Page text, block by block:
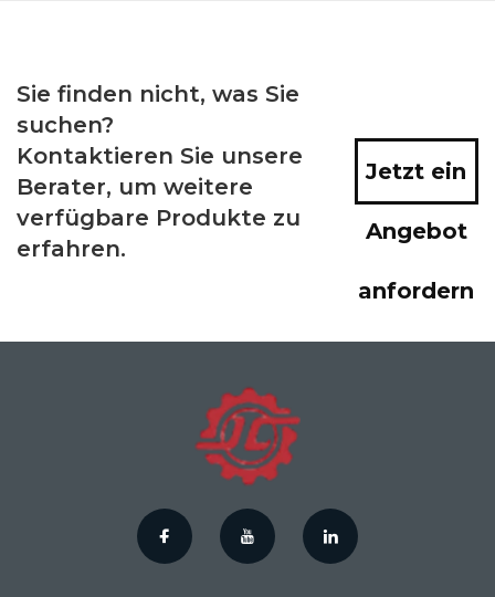
Sie finden nicht, was Sie
suchen?
Kontaktieren Sie unsere
Berater, um weitere
verfügbare Produkte zu
erfahren.
Jetzt ein
Angebot
anfordern